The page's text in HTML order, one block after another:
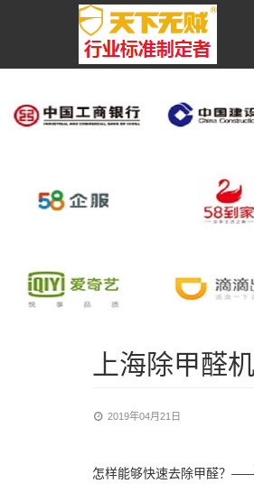
上海除甲醛
2019年04月21日
怎样能够快速去除甲醛？——